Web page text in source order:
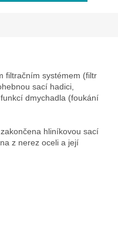
filtračním systémem (filtr
sací hadici,
dmychadla (foukání
hliníkovou sací
z nerez oceli a její